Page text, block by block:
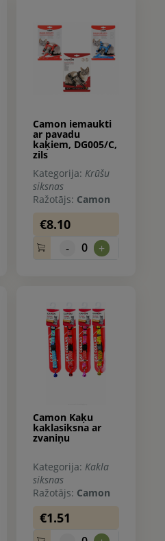
Camon iemaukti
ar pavadu
kaķiem, DG005/C,
zils
Kategorija: Krūšu
siksnas
Ražotājs: Camon
€8.10
- 0 +
Camon Kaķu
kaklasiksna ar
zvaniņu
Kategorija: Kakla
siksnas
Ražotājs: Camon
€1.51